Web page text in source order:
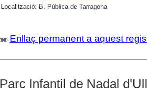
Localització: B. Pública de Tarragona
Enllaç permanent a aquest
Parc Infantil de Nadal